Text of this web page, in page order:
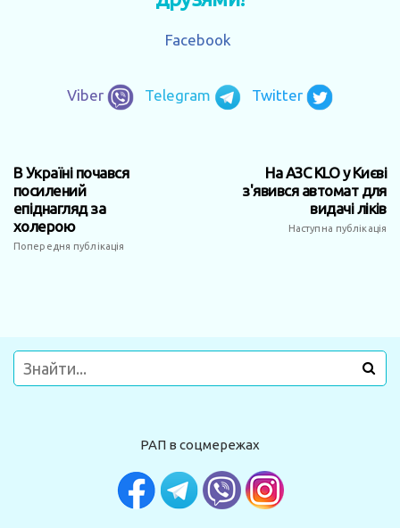
Facebook
Viber Telegram Twitter
В Україні почався
посилений
епіднагляд за
холерою
Попередня публікація
На АЗС KLO у Києві
з'явився автомат для
видачі ліків
Наступна публікація
РАП в соцмережах